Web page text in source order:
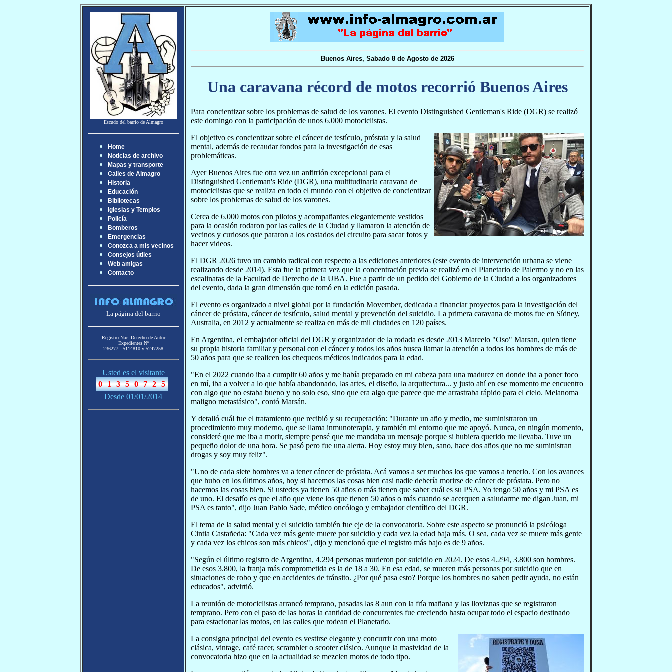
Escudo del barrio de Almagro
Home
Noticias de archivo
Mapas y transporte
Calles de Almagro
Historia
Educación
Bibliotecas
Iglesias y Templos
Policía
Bomberos
Emergencias
Conozca a mis vecinos
Consejos útiles
Web amigas
Contacto
La página del barrio
Registro Nac. Derecho de Autor
Expedientes Nª
236277 - 5114810 y 5247258
Usted es el visitante
Desde 01/01/2014
Buenos Aires, Sabado 8 de Agosto de 2026
Una caravana récord de motos recorrió Buenos Aires
Para concientizar sobre los problemas de salud de los varones. El evento Distinguished Gentleman's Ride (DGR) se realizó
este domingo con la participación de unos 6.000 motociclistas.
El objetivo es concientizar sobre el cáncer de testículo, próstata y la salud
mental, además de recaudar fondos para la investigación de esas
problemáticas.
Ayer Buenos Aires fue otra vez un anfitrión excepcional para el
Distinguished Gentleman's Ride (DGR), una multitudinaria caravana de
motociclistas que se realiza en todo el mundo con el objetivo de concientizar
sobre los problemas de salud de los varones.
Cerca de 6.000 motos con pilotos y acompañantes elegantemente vestidos
para la ocasión rodaron por las calles de la Ciudad y llamaron la atención de
vecinos y curiosos que pararon a los costados del circuito para sacar fotos y
hacer videos.
El DGR 2026 tuvo un cambio radical con respecto a las ediciones anteriores (este evento de intervención urbana se viene
realizando desde 2014). Esta fue la primera vez que la concentración previa se realizó en el Planetario de Palermo y no en las
escalinatas de la Facultad de Derecho de la UBA. Fue a partir de un pedido del Gobierno de la Ciudad a los organizadores
del evento, dada la gran dimensión que tomó en la edición pasada.
El evento es organizado a nivel global por la fundación Movember, dedicada a financiar proyectos para la investigación del
cáncer de próstata, cáncer de testículo, salud mental y prevención del suicidio. La primera caravana de motos fue en Sídney,
Australia, en 2012 y actualmente se realiza en más de mil ciudades en 120 países.
En Argentina, el embajador oficial del DGR y organizador de la rodada es desde 2013 Marcelo "Oso" Marsan, quien tiene
su propia historia familiar y personal con el cáncer y todos los años busca llamar la atención a todos los hombres de más de
50 años para que se realicen los chequeos médicos indicados para la edad.
"En el 2022 cuando iba a cumplir 60 años y me había preparado en mi cabeza para una madurez en donde iba a poner foco
en mí, iba a volver a lo que había abandonado, las artes, el diseño, la arquitectura... y justo ahí en ese momento me encuentro
con algo que no estaba bueno y no solo eso, sino que era algo que parece que me arrastraba rápido para el cielo. Melanoma
maligno metastásico", contó Marsán.
Y detalló cuál fue el tratamiento que recibió y su recuperación: "Durante un año y medio, me suministraron un
procedimiento muy moderno, que se llama inmunoterapia, y también mi entorno que me apoyó. Nunca, en ningún momento,
consideré que me iba a morir, siempre pensé que me mandaba un mensaje porque si hubiera querido me llevaba. Tuve un
pequeño dolor de una hora. Se pasó pero fue una alerta. Hoy estoy muy bien, sano, hace dos años que no me suministran
drogas y soy muy feliz".
"Uno de cada siete hombres va a tener cáncer de próstata. Acá vamos a ser muchos los que vamos a tenerlo. Con los avances
que hubo en los últimos años, hoy si hacemos las cosas bien casi nadie debería morirse de cáncer de próstata. Pero no
hacemos las cosas bien. Si ustedes ya tienen 50 años o más tienen que saber cuál es su PSA. Yo tengo 50 años y mi PSA es
de uno. El desafío es que el año que viene los que tienen 50 años o más cuando se acerquen a saludarme me digan Juan, mi
PSA es tanto", dijo Juan Pablo Sade, médico oncólogo y embajador científico del DGR.
El tema de la salud mental y el suicidio también fue eje de la convocatoria. Sobre este aspecto se pronunció la psicóloga
Cintia Castañeda: "Cada vez más gente muere por suicidio y cada vez la edad baja más. O sea, cada vez se muere más gente
y cada vez los chicos son más chicos", dijo y mencionó que el registro más bajo es de 9 años.
"Según el último registro de Argentina, 4.294 personas murieron por suicidio en 2024. De esos 4.294, 3.800 son hombres.
De esos 3.800, la franja más comprometida es la de 18 a 30. En esa edad, se mueren más personas por suicidio que en
situaciones de robo y que en accidentes de tránsito. ¿Por qué pasa esto? Porque los hombres no saben pedir ayuda, no están
educados", advirtió.
La reunión de motociclistas arrancó temprano, pasadas las 8 aun con la fría mañana y las lloviznas que se registraron
temprano. Pero con el paso de las horas la cantidad de concurrentes fue creciendo hasta ocupar todo el espacio destinado
para estacionar las motos, en las calles que rodean el Planetario.
La consigna principal del evento es vestirse elegante y concurrir con una moto
clásica, vintage, café racer, scrambler o scooter clásico. Aunque la masividad de la
convocatoria hizo que en la actualidad se mezclen motos de todo tipo.